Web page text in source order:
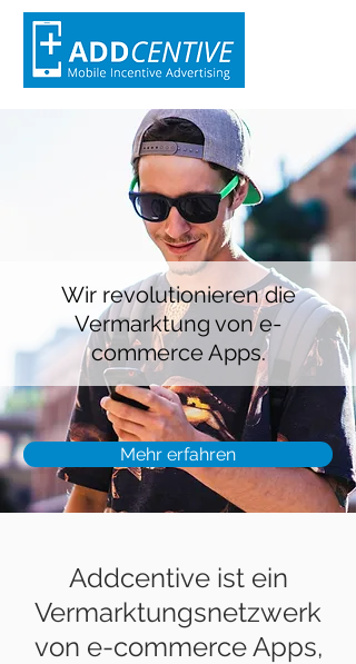
Wir revolutionierendie
Vermarktung von e-
commerce Apps.
Mehr erfahren
Addcentive ist ein
Vermarktungsnetzwerk
von e-commerce Apps,